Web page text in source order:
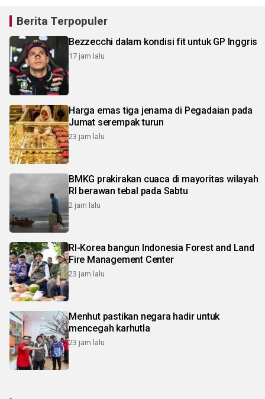
Berita Terpopuler
Bezzecchi dalam kondisi fit untuk GP Inggris
17 jam lalu
Harga emas tiga jenama di Pegadaian pada
Jumat serempak turun
23 jam lalu
BMKG prakirakan cuaca di mayoritas wilayah
RI berawan tebal pada Sabtu
2 jam lalu
RI-Korea bangun Indonesia Forest and Land
Fire Management Center
23 jam lalu
Menhut pastikan negara hadir untuk
mencegah karhutla
23 jam lalu